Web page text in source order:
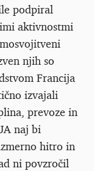
podpiral
aktivnostmi
njih so
Francija
izvajali
prevoze in
naj bi
hitro in
ni povzročil